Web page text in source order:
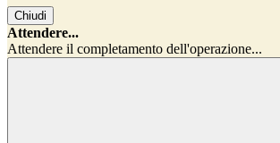
Chiudi
Attendere...
Attendere il completamento dell'operazione...